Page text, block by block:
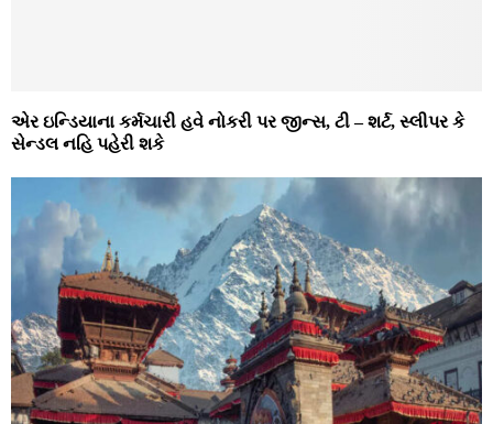
એર ઇન્ડિયાના કર્મચારી હવે નોકરી પર જીન્સ, ટી – શર્ટ, સ્લીપર કે
સેન્ડલ નહિ પહેરી શકે